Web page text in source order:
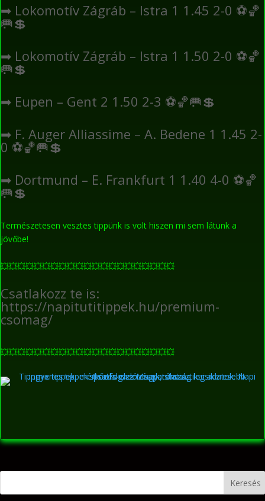
➡ Lokomotív Zágráb – Istra 1 1.45 2-0 ⚽🏀
🥅💲
➡ Lokomotív Zágráb – Istra 1 1.50 2-0 ⚽🏀
🥅💲
➡ Eupen – Gent 2 1.50 2-3 ⚽🏀🥅💲
➡ F. Auger Alliassime – A. Bedene 1 1.45 2-
0 ⚽🏀🥅💲
➡ Dortmund – E. Frankfurt 1 1.40 4-0 ⚽🏀
🥅💲
Természetesen vesztes tippünk is volt hiszen mi sem látunk a
jövőbe!
💥💥💥💥💥💥💥💥💥💥💥💥💥💥💥💥💥💥💥💥💥
Csatlakozz te is:
https://napitutitippek.hu/premium-
csomag/
💥💥💥💥💥💥💥💥💥💥💥💥💥💥💥💥💥💥💥💥💥